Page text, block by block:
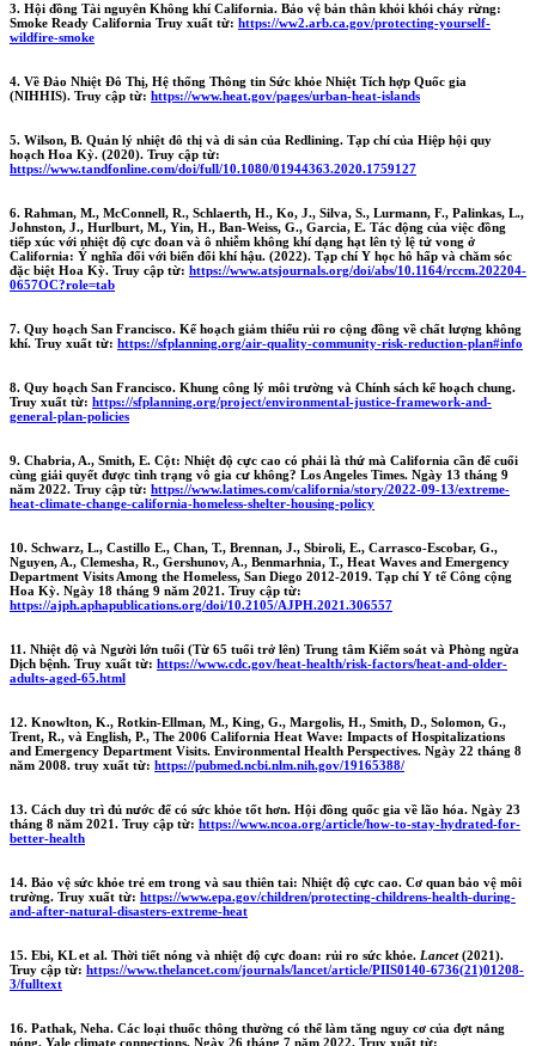
3. Hội đồng Tài nguyên Không khí California. Bảo vệ bản thân khỏi khói cháy rừng:
Smoke Ready California Truy xuất từ: https://ww2.arb.ca.gov/protecting-yourself-
wildfire-smoke
4. Về Đảo Nhiệt Đô Thị, Hệ thống Thông tin Sức khỏe Nhiệt Tích hợp Quốc gia
(NIHHIS). Truy cập từ: https://www.heat.gov/pages/urban-heat-islands
5. Wilson, B. Quản lý nhiệt đô thị và di sản của Redlining. Tạp chí của Hiệp hội quy
hoạch Hoa Kỳ. (2020). Truy cập từ:
https://www.tandfonline.com/doi/full/10.1080/01944363.2020.1759127
6. Rahman, M., McConnell, R., Schlaerth, H., Ko, J., Silva, S., Lurmann, F., Palinkas, L.,
Johnston, J., Hurlburt, M., Yin, H., Ban-Weiss, G., Garcia, E. Tác động của việc đồng
tiếp xúc với nhiệt độ cực đoan và ô nhiễm không khí dạng hạt lên tỷ lệ tử vong ở
California: Ý nghĩa đối với biến đổi khí hậu. (2022). Tạp chí Y học hô hấp và chăm sóc
đặc biệt Hoa Kỳ. Truy cập từ: https://www.atsjournals.org/doi/abs/10.1164/rccm.202204-
0657OC?role=tab
7. Quy hoạch San Francisco. Kế hoạch giảm thiểu rủi ro cộng đồng về chất lượng không
khí. Truy xuất từ: https://sfplanning.org/air-quality-community-risk-reduction-plan#info
8. Quy hoạch San Francisco. Khung công lý môi trường và Chính sách kế hoạch chung.
Truy xuất từ: https://sfplanning.org/project/environmental-justice-framework-and-
general-plan-policies
9. Chabria, A., Smith, E. Cột: Nhiệt độ cực cao có phải là thứ mà California cần để cuối
cùng giải quyết được tình trạng vô gia cư không? Los Angeles Times. Ngày 13 tháng 9
năm 2022. Truy cập từ: https://www.latimes.com/california/story/2022-09-13/extreme-
heat-climate-change-california-homeless-shelter-housing-policy
10. Schwarz, L., Castillo E., Chan, T., Brennan, J., Sbiroli, E., Carrasco-Escobar, G.,
Nguyen, A., Clemesha, R., Gershunov, A., Benmarhnia, T., Heat Waves and Emergency
Department Visits Among the Homeless, San Diego 2012-2019. Tạp chí Y tế Công cộng
Hoa Kỳ. Ngày 18 tháng 9 năm 2021. Truy cập từ:
https://ajph.aphapublications.org/doi/10.2105/AJPH.2021.306557
11. Nhiệt độ và Người lớn tuổi (Từ 65 tuổi trở lên) Trung tâm Kiểm soát và Phòng ngừa
Dịch bệnh. Truy xuất từ: https://www.cdc.gov/heat-health/risk-factors/heat-and-older-
adults-aged-65.html
12. Knowlton, K., Rotkin-Ellman, M., King, G., Margolis, H., Smith, D., Solomon, G.,
Trent, R., và English, P., The 2006 California Heat Wave: Impacts of Hospitalizations
and Emergency Department Visits. Environmental Health Perspectives. Ngày 22 tháng 8
năm 2008. truy xuất từ: https://pubmed.ncbi.nlm.nih.gov/19165388/
13. Cách duy trì đủ nước để có sức khỏe tốt hơn. Hội đồng quốc gia về lão hóa. Ngày 23
tháng 8 năm 2021. Truy cập từ: https://www.ncoa.org/article/how-to-stay-hydrated-for-
better-health
14. Bảo vệ sức khỏe trẻ em trong và sau thiên tai: Nhiệt độ cực cao. Cơ quan bảo vệ môi
trường. Truy xuất từ: https://www.epa.gov/children/protecting-childrens-health-during-
and-after-natural-disasters-extreme-heat
15. Ebi, KL et al. Thời tiết nóng và nhiệt độ cực đoan: rủi ro sức khỏe. Lancet(2021).
Truy cập từ: https://www.thelancet.com/journals/lancet/article/PIIS0140-6736(21)01208-
3/fulltext
16. Pathak, Neha. Các loại thuốc thông thường có thể làm tăng nguy cơ của đợt nắng
nóng. Yale climate connections. Ngày 26 tháng 7 năm 2022. Truy xuất từ: